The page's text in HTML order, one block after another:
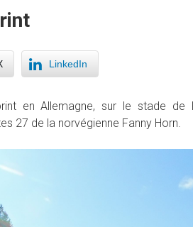
LinkedIn
en Allemagne, sur le stade de
27 de la norvégienne Fanny Horn.